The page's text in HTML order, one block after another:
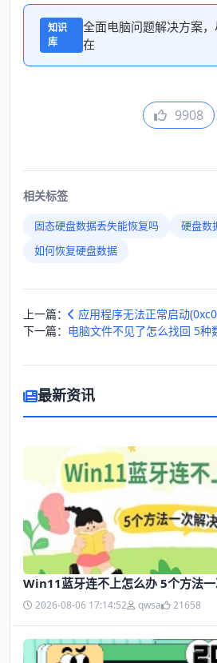
知识
库
全面电脑问题解决方案
在
9908
相关标签
固态硬盘数据丢失能恢复吗
硬盘数
如何恢复硬盘数据
上一篇：
应用程序无法正常启动
下一篇： 电脑文件不见了怎么找回 5种
最新资讯
Win11蓝牙连不上怎么办 5个方法
2026-08-06 17:14:52 qwsa 21658